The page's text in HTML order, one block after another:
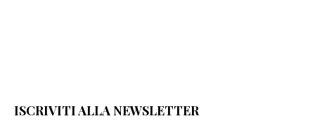
ISCRIVITI ALLA NEWSLETTER